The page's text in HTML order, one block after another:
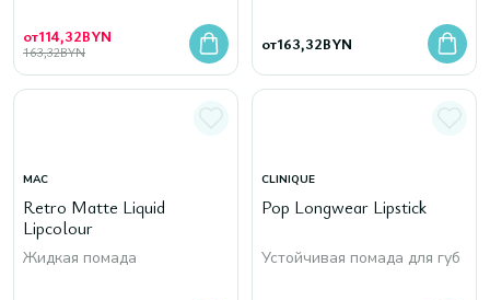
от114,32BYN
163,32BYN от163,32BYN
MAC
Retro Matte Liquid
Lipcolour
Жидкая помада
CLINIQUE
Pop Longwear Lipstick
Устойчивая помада для губ